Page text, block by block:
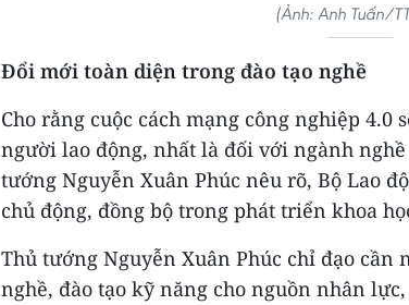
(Ảnh: Anh Tuấn/
Đổi mới toàn diện trong đào tạo nghề
Cho rằng cuộc cách mạng công nghiệp 4.0
người lao động, nhất là đối với ngành
tướng Nguyễn Xuân Phúc nêu rõ, Bộ Lao
chủ động, đồng bộ trong phát triển khoa
Thủ tướng Nguyễn Xuân Phúc chỉ đạo cần
nghề, đào tạo kỹ năng cho nguồn nhân